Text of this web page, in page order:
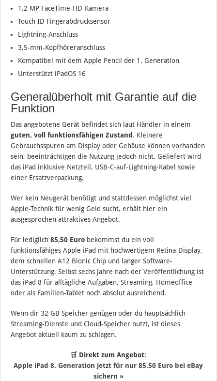
1,2 MP FaceTime-HD-Kamera
Touch ID Fingerabdrucksensor
Lightning-Anschluss
3,5-mm-Kopfhöreranschluss
Kompatibel mit dem Apple Pencil der 1. Generation
Unterstützt iPadOS 16
Generalüberholt mit Garantie auf die
Funktion
Das angebotene Gerät befindet sich laut Händler in einem
guten, voll funktionsfähigen Zustand . Kleinere
Gebrauchsspuren am Display oder Gehäuse können vorhanden
sein, beeinträchtigen die Nutzung jedoch nicht. Geliefert wird
das iPad inklusive Netzteil, USB-C-auf-Lightning-Kabel sowie
einer Ersatzverpackung.
Wer kein Neugerät benötigt und stattdessen möglichst viel
Apple-Technik für wenig Geld sucht, erhält hier ein
ausgesprochen attraktives Angebot.
Für lediglich85,50 Euro bekommst du ein voll
funktionsfähiges Apple iPad mit hochwertigem Retina-Display,
dem schnellen A12 Bionic Chip und langer Software-
Unterstützung. Selbst sechs Jahre nach der Veröffentlichung ist
das iPad 8 für alltägliche Aufgaben, Streaming, Homeoffice
oder als Familien-Tablet noch absolut ausreichend.
Wenn dir 32 GB Speicher genügen oder du hauptsächlich
Streaming-Dienste und Cloud-Speicher nutzt, ist dieses
Angebot aktuell kaum zu schlagen.
🛒 Direkt zum Angebot:
Apple iPad 8. Generation jetzt für nur 85,50 Euro bei eBay
sichern »